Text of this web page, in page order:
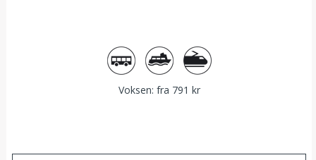
Buss Båt Tog
Voksen: fra 791 kr